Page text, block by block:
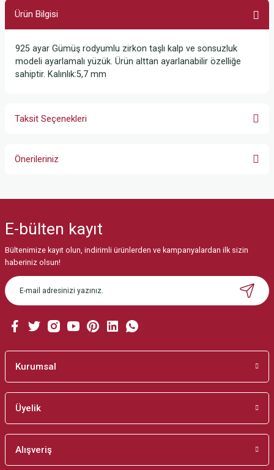
Ürün Bilgisi
925 ayar Gümüş rodyumlu zirkon taşlı kalp ve sonsuzluk
modeli ayarlamalı yüzük. Ürün alttan ayarlanabilir özelliğe
sahiptir. Kalınlık:5,7 mm
Taksit Seçenekleri
Önerileriniz
Görüş ve önerileriniz için teşekkür ederiz.
Ürün resmi kalitesiz, bozuk veya görüntülenemiyor.
Ürün açıklamasında eksik bilgiler bulunuyor.
Ürün bilgilerinde hatalar bulunuyor.
Bu ürüne benzer farklı alternatifler olmalı.
E-bülten kayıt
Bültenimize kayıt olun, indirimli ürünlerden ve kampanyalardan ilk sizin
haberiniz olsun!
Kurumsal
Üyelik
Alışveriş